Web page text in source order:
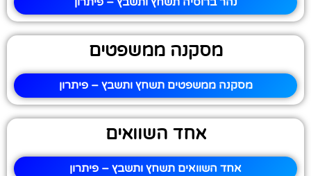
מסקנה ממשפטים
מסקנה ממשפטים תשחץ ותשבץ – פיתרון
אחד השוואים
אחד השוואים תשחץ ותשבץ – פיתרון